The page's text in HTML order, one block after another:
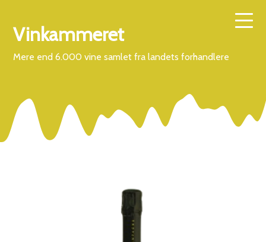
Vinkammeret
Mere end 6.000 vine samlet fra landets forhandlere